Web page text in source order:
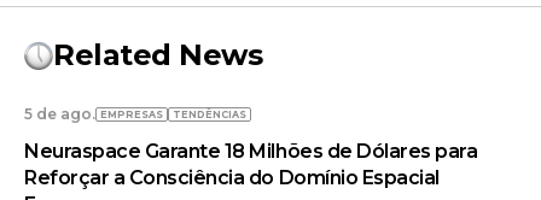
Related News
5 de ago. EMPRESAS TENDÊNCIAS
Neuraspace Garante 18 Milhões de Dólares para
Reforçar a Consciência do Domínio Espacial